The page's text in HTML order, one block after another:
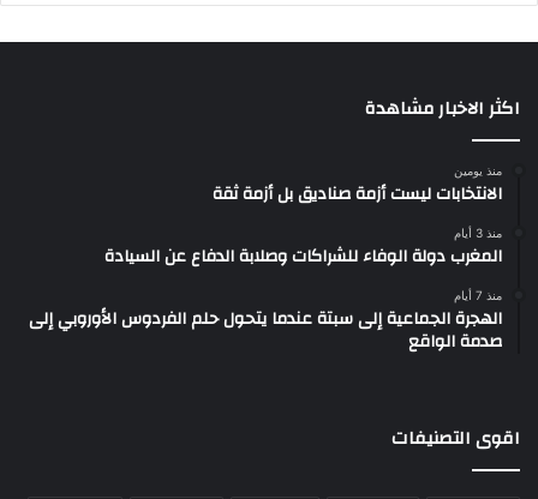
اكثر الاخبار مشاهدة
منذ يومين
الانتخابات ليست أزمة صناديق بل أزمة ثقة
منذ 3 أيام
المغرب دولة الوفاء للشراكات وصلابة الدفاع عن السيادة
منذ 7 أيام
الهجرة الجماعية إلى سبتة عندما يتحول حلم الفردوس الأوروبي إلى
صدمة الواقع
اقوى التصنيفات